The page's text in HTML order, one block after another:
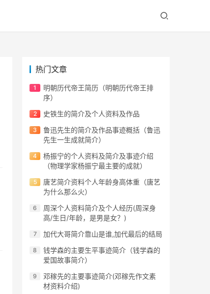
热门文章
明朝历代帝王简历（明朝历代帝王排
序）
史铁生的简介及个人资料及作品
鲁迅先生的简介及作品事迹概括（鲁迅
先生一生成就简介）
杨振宁的个人资料及简介及事迹介绍
（物理学家杨振宁最主要的成就）
唐艺简介资料个人年龄身高体重（唐艺
为什么那么火）
周深个人资料简介及个人经历(周深身
高/生日/年龄，是男是女？)
加代大哥简介靠山是谁,加代最后的结局
钱学森的主要生平事迹简介（钱学森的
爱国故事简介）
邓稼先的主要事迹简介(邓稼先作文素
材资料介绍)